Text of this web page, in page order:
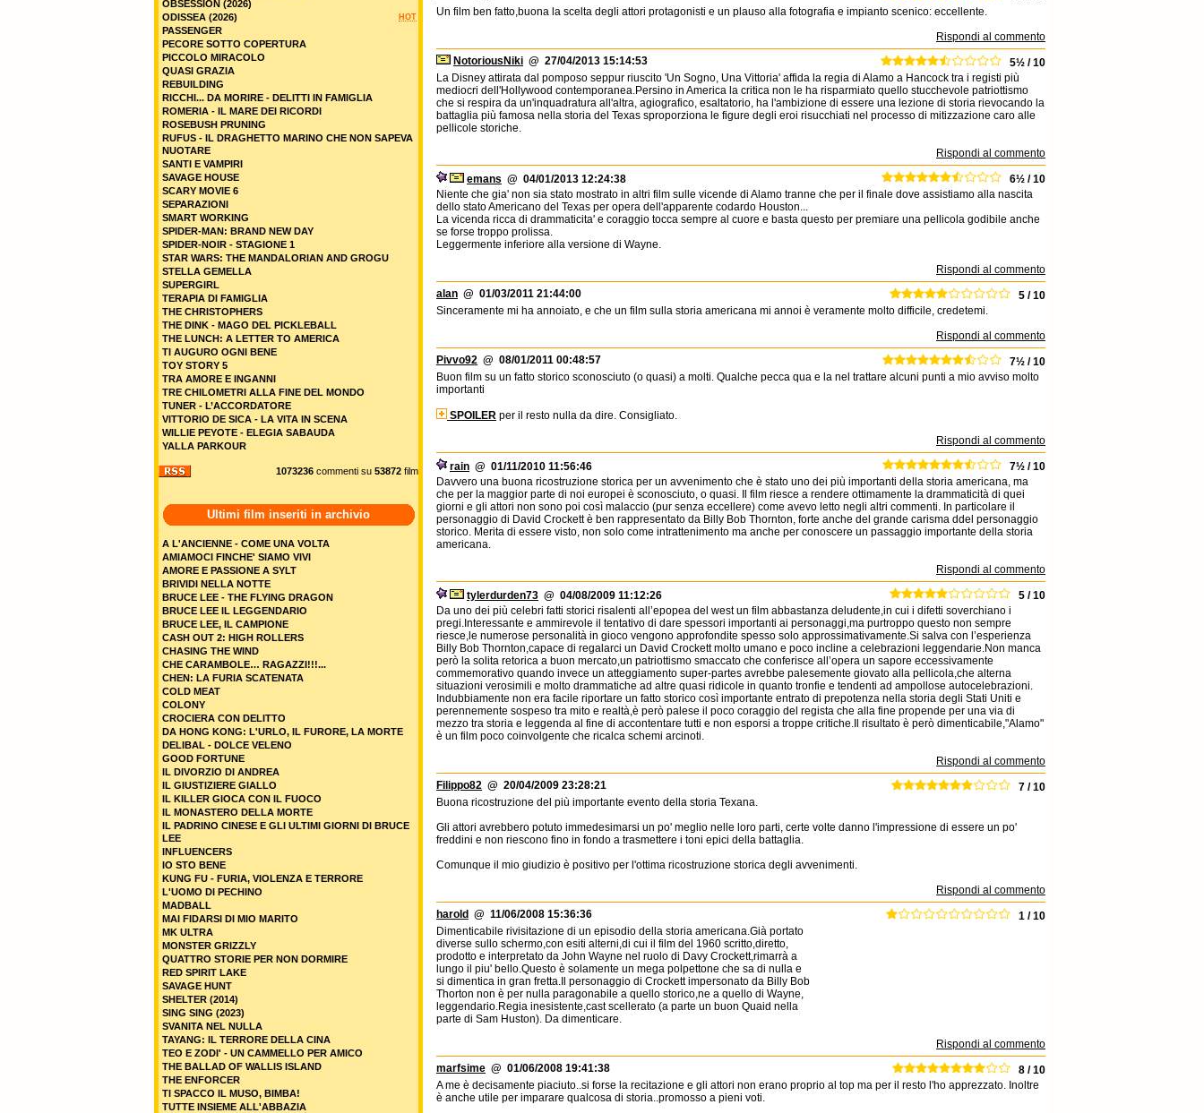
Un film ben fatto,buona la scelta degli attori protagonisti e un plauso alla fotografia e impianto scenico: eccellente.
Rispondi al commento
NotoriousNiki @ 27/04/2013 15:14:53
5½ / 10
La Disney attirata dal pomposo seppur riuscito 'Un Sogno, Una Vittoria' affida la regia di Alamo a Hancock tra i registi più
mediocri dell'Hollywood contemporanea.Persino in America la critica non le ha risparmiato quello stucchevole patriottismo
che si respira da un'inquadratura all'altra, agiografico, esaltatorio, ha l'ambizione di essere una lezione di storia rievocando la
battaglia più famosa nella storia del Texas sproporziona le figure degli eroi risucchiati nel processo di mitizzazione caro alle
pellicole storiche.
Rispondi al commento
emans @ 04/01/2013 12:24:38
6½ / 10
Niente che gia' non sia stato mostrato in altri film sulle vicende di Alamo tranne che per il finale dove assistiamo alla nascita
dello stato Americano del Texas per opera dell'apparente codardo Houston...
La vicenda ricca di drammaticita' e coraggio tocca sempre al cuore e basta questo per premiare una pellicola godibile anche
se forse troppo prolissa.
Leggermente inferiore alla versione di Wayne.
Rispondi al commento
alan @ 01/03/2011 21:44:00
5 / 10
Sinceramente mi ha annoiato, e che un film sulla storia americana mi annoi è veramente molto difficile, credetemi.
Rispondi al commento
Pivvo92 @ 08/01/2011 00:48:57
7½ / 10
Buon film su un fatto storico sconosciuto (o quasi) a molti. Qualche pecca qua e la nel trattare alcuni punti a mio avviso molto
importanti
SPOILER per il resto nulla da dire. Consigliato.
Rispondi al commento
rain @ 01/11/2010 11:56:46
7½ / 10
Davvero una buona ricostruzione storica per un avvenimento che è stato uno dei più importanti della storia americana, ma
che per la maggior parte di noi europei è sconosciuto, o quasi. Il film riesce a rendere ottimamente la drammaticità di quei
giorni e gli attori non sono poi così malaccio (pur senza eccellere) come avevo letto negli altri commenti. In particolare il
personaggio di David Crockett è ben rappresentato da Billy Bob Thornton, forte anche del grande carisma ddel personaggio
storico. Merita di essere visto, non solo come intrattenimento ma anche per conoscere un passaggio importante della storia
americana.
Rispondi al commento
tylerdurden73 @ 04/08/2009 11:12:26
5 / 10
Da uno dei più celebri fatti storici risalenti all’epopea del west un film abbastanza deludente,in cui i difetti soverchiano i
pregi.Interessante e ammirevole il tentativo di dare spessori importanti ai personaggi,ma purtroppo questo non sempre
riesce,le numerose personalità in gioco vengono approfondite spesso solo approssimativamente.Si salva con l’esperienza
Billy Bob Thornton,capace di regalarci un David Crockett molto umano e poco incline a celebrazioni leggendarie.Non manca
però la solita retorica a buon mercato,un patriottismo smaccato che conferisce all’opera un sapore eccessivamente
commemorativo quando invece un atteggiamento super-partes avrebbe palesemente giovato alla pellicola,che alterna
situazioni verosimili e molto drammatiche ad altre quasi ridicole in quanto tronfie e tendenti ad ampollose autocelebrazioni.
Indubbiamente non era facile riportare un fatto storico così importante entrato di prepotenza nella storia degli Stati Uniti e
perennemente sospeso tra mito e realtà,è però palese il poco coraggio del regista che alla fine propende per una via di
mezzo tra storia e leggenda al fine di accontentare tutti e non esporsi a troppe critiche.Il risultato è però dimenticabile,"Alamo"
è un film poco coinvolgente che ricalca schemi arcinoti.
Rispondi al commento
Filippo82 @ 20/04/2009 23:28:21
7 / 10
Buona ricostruzione del più importante evento della storia Texana.
Gli attori avrebbero potuto immedesimarsi un po' meglio nelle loro parti, certe volte danno l'impressione di essere un po'
freddini e non riescono fino in fondo a trasmettere i toni epici della battaglia.
Comunque il mio giudizio è positivo per l'ottima ricostruzione storica degli avvenimenti.
Rispondi al commento
harold @ 11/06/2008 15:36:36
1 / 10
Dimenticabile rivisitazione di un episodio della storia americana.Già portato
diverse sullo schermo,con esiti alterni,di cui il film del 1960 scritto,diretto,
prodotto e interpretato da John Wayne nel ruolo di Davy Crockett,rimarrà a
lungo il piu' bello.Questo è solamente un mega polpettone che sa di nulla e
si dimentica in gran fretta.Il personaggio di Crockett impersonato da Billy Bob
Thorton non è per nulla paragonabile a quello storico,ne a quello di Wayne,
leggendario.Regia inesistente,cast scellerato (a parte un buon Quaid nella
parte di Sam Huston). Da dimenticare.
Rispondi al commento
marfsime @ 01/06/2008 19:41:38
8 / 10
A me è decisamente piaciuto..si forse la recitazione e gli attori non erano proprio al top ma per il resto l'ho apprezzato. Inoltre
è anche utile per imparare qualcosa di storia..promosso a pieni voti.
OBSESSION (2026)
HOT
ODISSEA (2026)
PASSENGER
PECORE SOTTO COPERTURA
PICCOLO MIRACOLO
QUASI GRAZIA
REBUILDING
RICCHI... DA MORIRE - DELITTI IN FAMIGLIA
ROMERIA - IL MARE DEI RICORDI
ROSEBUSH PRUNING
RUFUS - IL DRAGHETTO MARINO CHE NON SAPEVA
NUOTARE
SANTI E VAMPIRI
SAVAGE HOUSE
SCARY MOVIE 6
SEPARAZIONI
SMART WORKING
SPIDER-MAN: BRAND NEW DAY
SPIDER-NOIR - STAGIONE 1
STAR WARS: THE MANDALORIAN AND GROGU
STELLA GEMELLA
SUPERGIRL
TERAPIA DI FAMIGLIA
THE CHRISTOPHERS
THE DINK - MAGO DEL PICKLEBALL
THE LUNCH: A LETTER TO AMERICA
TI AUGURO OGNI BENE
TOY STORY 5
TRA AMORE E INGANNI
TRE CHILOMETRI ALLA FINE DEL MONDO
TUNER - L’ACCORDATORE
VITTORIO DE SICA - LA VITA IN SCENA
WILLIE PEYOTE - ELEGIA SABAUDA
YALLA PARKOUR
1073236 commenti su 53872 film
Ultimi film inseriti in archivio
A L'ANCIENNE - COME UNA VOLTA
AMIAMOCI FINCHE' SIAMO VIVI
AMORE E PASSIONE A SYLT
BRIVIDI NELLA NOTTE
BRUCE LEE - THE FLYING DRAGON
BRUCE LEE IL LEGGENDARIO
BRUCE LEE, IL CAMPIONE
CASH OUT 2: HIGH ROLLERS
CHASING THE WIND
CHE CARAMBOLE… RAGAZZI!!!...
CHEN: LA FURIA SCATENATA
COLD MEAT
COLONY
CROCIERA CON DELITTO
DA HONG KONG: L'URLO, IL FURORE, LA MORTE
DELIBAL - DOLCE VELENO
GOOD FORTUNE
IL DIVORZIO DI ANDREA
IL GIUSTIZIERE GIALLO
IL KILLER GIOCA CON IL FUOCO
IL MONASTERO DELLA MORTE
IL PADRINO CINESE E GLI ULTIMI GIORNI DI BRUCE
LEE
INFLUENCERS
IO STO BENE
KUNG FU - FURIA, VIOLENZA E TERRORE
L'UOMO DI PECHINO
MADBALL
MAI FIDARSI DI MIO MARITO
MK ULTRA
MONSTER GRIZZLY
QUATTRO STORIE PER NON DORMIRE
RED SPIRIT LAKE
SAVAGE HUNT
SHELTER (2014)
SING SING (2023)
SVANITA NEL NULLA
TAYANG: IL TERRORE DELLA CINA
TEO E ZODI' - UN CAMMELLO PER AMICO
THE BALLAD OF WALLIS ISLAND
THE ENFORCER
TI SPACCO IL MUSO, BIMBA!
TUTTE INSIEME ALL'ABBAZIA